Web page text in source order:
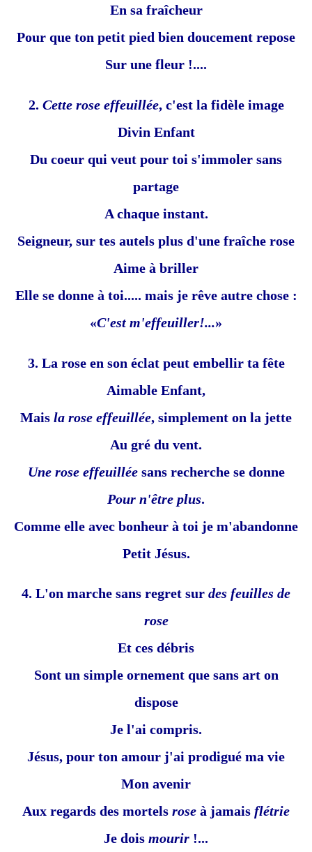
En sa fraîcheur
Pour que ton petit pied bien doucement repose
Sur une fleur !....
2. Cette rose effeuillée, c'est la fidèle image
Divin Enfant
Du coeur qui veut pour toi s'immoler sans
partage
A chaque instant.
Seigneur, sur tes autels plus d'une fraîche rose
Aime à briller
Elle se donne à toi..... mais je rêve autre chose :
«C'est m'effeuiller!...»
3. La rose en son éclat peut embellir ta fête
Aimable Enfant,
Mais la rose effeuillée, simplement on la jette
Au gré du vent.
Une rose effeuilléesans recherche se donne
Pour n'être plus.
Comme elle avec bonheur à toi je m'abandonne
Petit Jésus.
4. L'on marche sans regret sur des feuilles de
rose
Et ces débris
Sont un simple ornement que sans art on
dispose
Je l'ai compris.
Jésus, pour ton amour j'ai prodigué ma vie
Mon avenir
Aux regards des mortels rose à jamais flétrie
Je dois mourir !...